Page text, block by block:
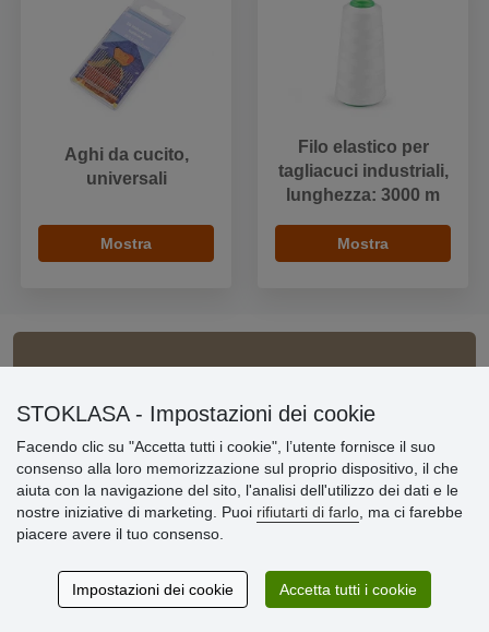
Aghi da cucito,
universali
Mostra
Filo elastico per
tagliacuci industriali,
lunghezza: 3000 m
Mostra
» Impostazioni dei cookie
» Termini & Condizioni
» Informativa sulla Privacy
» Consegna e pagamento
» Garanzia e resi
» Programma fedeltà
Recensioni
STOKLASA - Impostazioni dei cookie
Facendo clic su "Accetta tutti i cookie", l’utente fornisce il suo
consenso alla loro memorizzazione sul proprio dispositivo, il che
aiuta con la navigazione del sito, l'analisi dell'utilizzo dei dati e le
nostre iniziative di marketing. Puoi rifiutarti di farlo , ma ci farebbe
piacere avere il tuo consenso.
Impostazioni dei cookie Accetta tutti i cookie